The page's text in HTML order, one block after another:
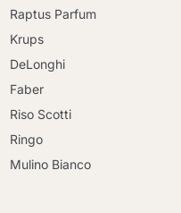
Raptus Parfum
Krups
DeLonghi
Faber
Riso Scotti
Ringo
Mulino Bianco